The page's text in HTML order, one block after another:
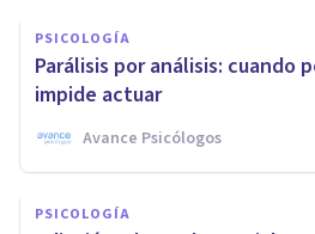
PSICOLOGÍA
Parálisis por análisis: cuando
impide actuar
Avance Psicólogos
PSICOLOGÍA